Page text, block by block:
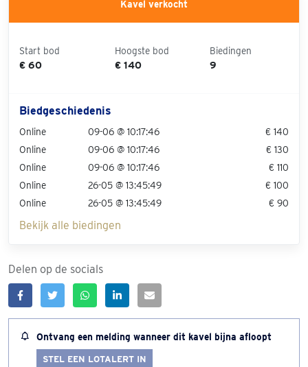
Kavel verkocht
Start bod
€ 60
Hoogste bod
€ 140
Biedingen
9
Biedgeschiedenis
Online 09-06 @ 10:17:46
€ 140
Online
09-06 @ 10:17:46
€ 130
Online
09-06 @ 10:17:46
€ 110
Online
26-05 @ 13:45:49
€ 100
Online
26-05 @ 13:45:49 € 90
Bekijk alle biedingen
Delen op de socials
Ontvang een melding wanneer dit kavel bijna afloopt
STEL EEN LOTALERT IN